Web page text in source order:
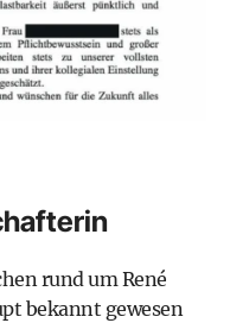
rund um René
bekannt gewesen